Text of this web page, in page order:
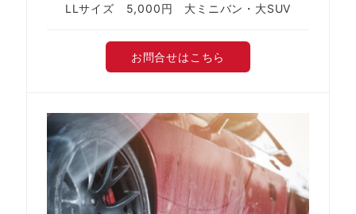
LLサイズ 5,000円 大ミニバン・大SUV
お問合せはこちら